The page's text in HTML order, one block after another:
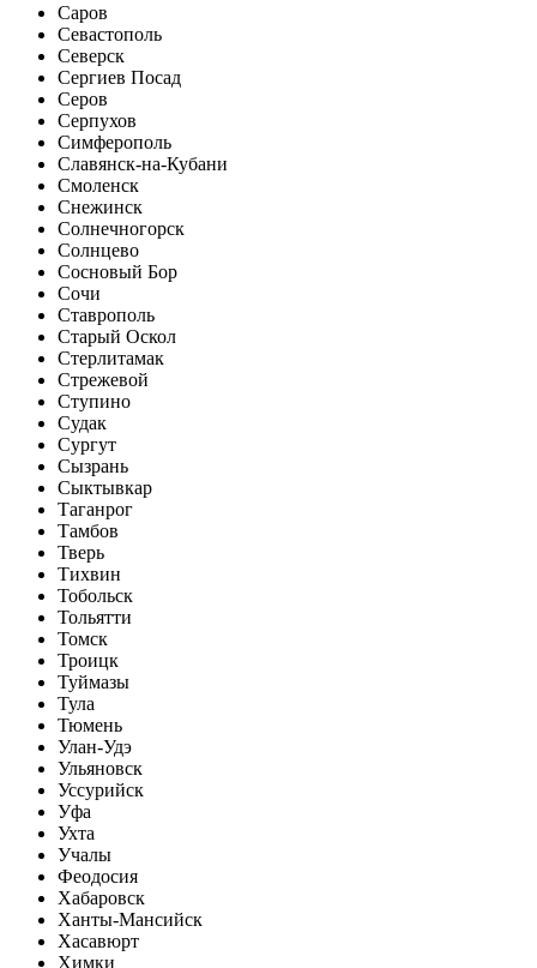
Саров
Севастополь
Северск
Сергиев Посад
Серов
Серпухов
Симферополь
Славянск-на-Кубани
Смоленск
Снежинск
Солнечногорск
Солнцево
Сосновый Бор
Сочи
Ставрополь
Старый Оскол
Стерлитамак
Стрежевой
Ступино
Судак
Сургут
Сызрань
Сыктывкар
Таганрог
Тамбов
Тверь
Тихвин
Тобольск
Тольятти
Томск
Троицк
Туймазы
Тула
Тюмень
Улан-Удэ
Ульяновск
Уссурийск
Уфа
Ухта
Учалы
Феодосия
Хабаровск
Ханты-Мансийск
Хасавюрт
Химки